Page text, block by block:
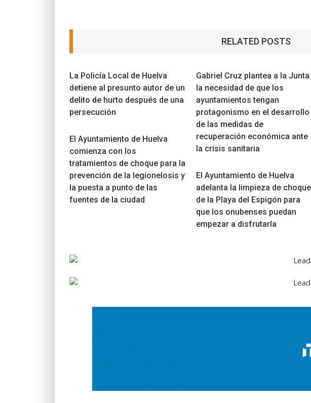
RELATED POSTS
La Policía Local de Huelva
detiene al presunto autor de un
delito de hurto después de una
persecución
Gabriel Cruz plantea a la Junta
la necesidad de que los
ayuntamientos tengan
protagonismo en el desarrollo
de las medidas de
recuperación económica ante
la crisis sanitaria
El Ayuntamiento de Huelva
comienza con los
tratamientos de choque para la
prevención de la legionelosis y
la puesta a punto de las
fuentes de la ciudad
El Ayuntamiento de Huelva
adelanta la limpieza de choque
de la Playa del Espigón para
que los onubenses puedan
empezar a disfrutarla